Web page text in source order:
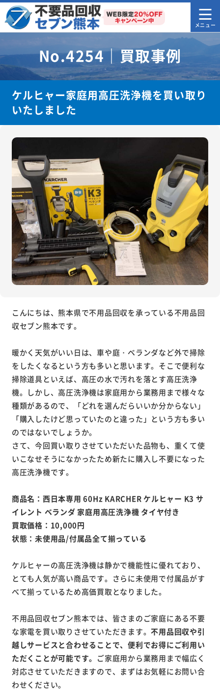
No.4254｜買取事例
ケルヒャー家庭用高圧洗浄機を買い取り
いたしました
こんにちは、熊本県で不用品回収を承っている不用品回
収セブン熊本です。
暖かく天気がいい日は、車や庭・ベランダなど外で掃除
をしたくなるという方も多いと思います。そこで便利な
掃除道具といえば、高圧の水で汚れを落とす高圧洗浄
機。しかし、高圧洗浄機は家庭用から業務用まで様々な
種類があるので、「どれを選んだらいいか分からない」
「購入したけど思っていたのと違った」という方も多い
のではないでしょうか。
さて、今回買い取りさせていただいた品物も、重くて使
いこなせそうになかったため新たに購入し不要になった
高圧洗浄機です。
商品名：西日本専用 60Hz KARCHER ケルヒャー K3 サ
イレント ベランダ 家庭用高圧洗浄機 タイヤ付き
買取価格：10,000円
状態：未使用品/付属品全て揃っている
ケルヒャーの高圧洗浄機は静かで機能性に優れており、
とても人気が高い商品です。さらに未使用で付属品がす
べて揃っているため高価買取となりました。
不用品回収セブン熊本では、皆さまのご家庭にある不要
な家電を買い取りさせていただきます。不用品回収や引
越しサービスと合わせることで、便利でお得にご利用い
ただくことが可能です。 ご家庭用から業務用まで幅広く
対応させていただきますので、まずはお気軽にお問い合
わせください。